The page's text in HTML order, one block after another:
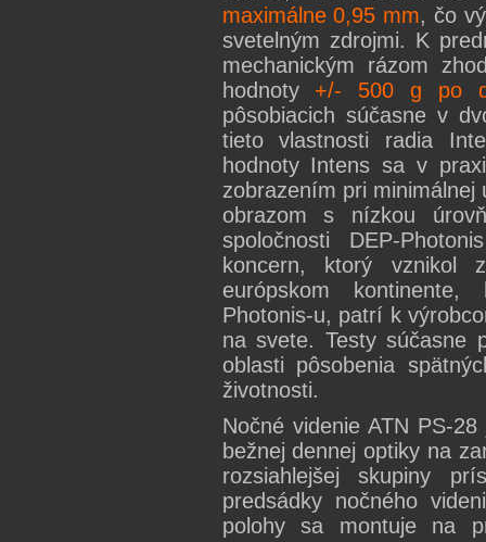
maximálne 0,95 mm, čo
svetelným zdrojmi. K
mechanickým rázom
hodnoty+/- 500 g po
pôsobiacich súčasne v
tieto vlastnosti radia
hodnoty Intens sa v
zobrazením pri minimálnej
obrazom s nízkou
spoločnosti DEP-
koncern, ktorý vznikol
európskom
Photonis-u, patrí k
na svete. Testy súčasne
oblasti pôsobenia
životnosti.
Nočné videnie ATN PS-
bežnej dennej optiky na
rozsiahlejšej skupiny
predsádky nočného
polohy sa montuje na